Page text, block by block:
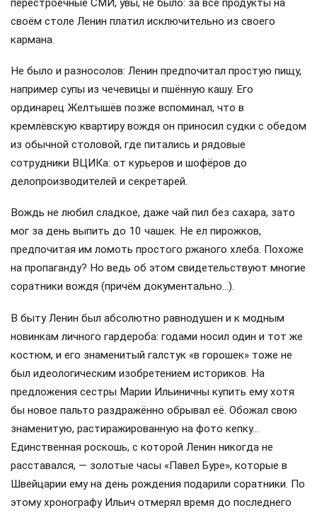
перестроечные СМИ, увы, не было: за все продукты на
своём столе Ленин платил исключительно из своего
кармана.
Не было и разносолов: Ленин предпочитал простую пищу,
например супы из чечевицы и пшённую кашу. Его
ординарец Желтышёв позже вспоминал, что в
кремлёвскую квартиру вождя он приносил судки с обедом
из обычной столовой, где питались и рядовые
сотрудники ВЦИКа: от курьеров и шофёров до
делопроизводителей и секретарей.
Вождь не любил сладкое, даже чай пил без сахара, зато
мог за день выпить до 10 чашек. Не ел пирожков,
предпочитая им ломоть простого ржаного хлеба. Похоже
на пропаганду? Но ведь об этом свидетельствуют многие
соратники вождя (причём документально…).
В быту Ленин был абсолютно равнодушен и к модным
новинкам личного гардероба: годами носил один и тот же
костюм, и его знаменитый галстук «в горошек» тоже не
был идеологическим изобретением историков. На
предложения сестры Марии Ильиничны купить ему хотя
бы новое пальто раздражённо обрывал её. Обожал свою
знаменитую, растиражированную на фото кепку…
Единственная роскошь, с которой Ленин никогда не
расставался, — золотые часы «Павел Буре», которые в
Швейцарии ему на день рождения подарили соратники. По
этому хронографу Ильич отмерял время до последнего